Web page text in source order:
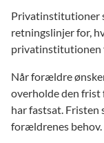
Privatinstitutioner
retningslinjer for,
privatinstitutionen
Når forældre
overholde den
har fastsat. Fristen
forældrenes behov.